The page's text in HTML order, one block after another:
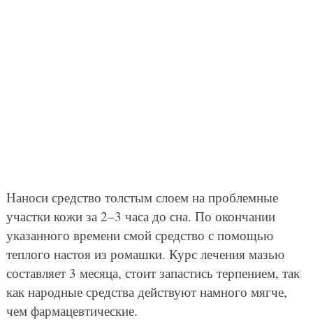
Наноси средство толстым слоем на проблемные
участки кожи за 2–3 часа до сна. По окончании
указанного времени смой средство с помощью
теплого настоя из ромашки. Курс лечения мазью
составляет 3 месяца, стоит запастись терпением, так
как народные средства действуют намного мягче,
чем фармацевтические.